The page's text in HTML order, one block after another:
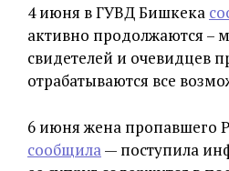
4 июня в ГУВД Бишкека
активно продолжаются –
свидетелей и очевидцев
отрабатываются все
6 июня жена пропавшего
сообщила— поступила